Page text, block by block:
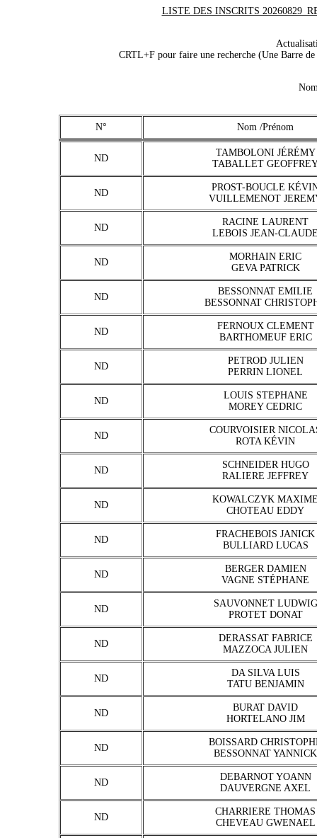
LISTE DES INSCRITS
CRTL+F pour faire une recherche (Une Barre
N° Nom /Prénom
ND
TAMBOLONI JÉRÉMY
TABALLET
ND
PROST-BOUCLE
VUILLEMENOT
ND
RACINE LAURENT
LEBOIS JEAN-
ND
MORHAIN ERIC
GEVA PATRICK
ND
BESSONNAT EMILIE
BESSONNAT
ND
FERNOUX CLEMENT
BARTHOMEUF ERIC
ND
PETROD JULIEN
PERRIN LIONEL
ND
LOUIS STEPHANE
MOREY CEDRIC
ND
COURVOISIER
ROTA KÉVIN
ND
SCHNEIDER HUGO
RALIERE JEFFREY
ND
KOWALCZYK
CHOTEAU EDDY
ND
FRACHEBOIS JANICK
BULLIARD LUCAS
ND
BERGER DAMIEN
VAGNE STÉPHANE
ND
SAUVONNET LUDWIG
PROTET DONAT
ND
DERASSAT FABRICE
MAZZOCA JULIEN
ND
DA SILVA LUIS
TATU BENJAMIN
ND
BURAT DAVID
HORTELANO JIM
ND
BOISSARD
BESSONNAT YANNICK
ND
DEBARNOT YOANN
DAUVERGNE AXEL
ND
CHARRIERE THOMAS
CHEVEAU GWENAEL